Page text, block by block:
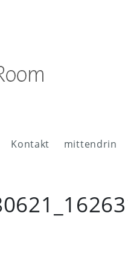
Kontakt mittendrin